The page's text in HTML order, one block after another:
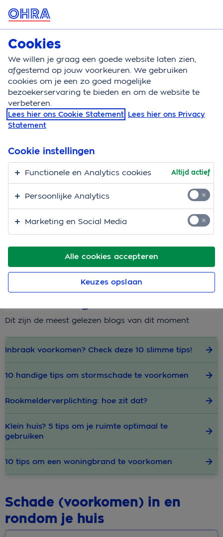
MENU
Woonverzekeringen
Woonverzekeringen Blog
Wonen
In onze blogs vind je handige tips, checklists,
achtergrondinformatie en inspiratie voor jou en je
Dit zijn de meest gelezen blogs van dit moment
Inbraak voorkomen? Check deze 10 slimme tips!
10 handige tips om stormschade te voorkomen
Rookmelderverplichting: hoe zit dat?
Klein huis? 5 tips om je ruimte optimaal te
gebruiken
10 tips om een woningbrand te voorkomen
Schade (voorkomen) in en
rondom je huis
Cookies
We willen je graag een goede website laten zien,
afgestemd op jouw voorkeuren. We gebruiken
cookies om je een zo goed mogelijke
bezoekerservaring te bieden en om de website te
verbeteren.
Lees hier ons Cookie Statement Lees hier ons Privacy
Statement
Alle cookies accepteren
Cookie instellingen
Functionele en Analytics cookies Altijd actief
Persoonlijke Analytics
Marketing en Social Media
Keuzes opslaan